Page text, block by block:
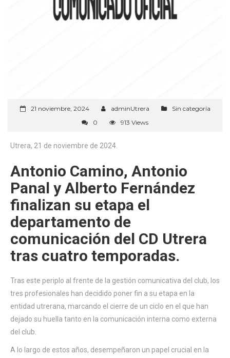
21 noviembre, 2024 adminUtrera
Sin categoría
0
913 Views
Utrera, 21 de noviembre de 2024.
Antonio Camino, Antonio
Panal y Alberto Fernández
finalizan su etapa el
departamento de
comunicación del CD Utrera
tras cuatro temporadas.
Tras este periplo al frente de la gestión comunicativa del club, los
tres profesionales han decidido poner fin a su etapa en la
entidad utrerana, marcando el cierre de un ciclo en el que han
dejado su huella tanto en la comunicación interna como externa
del club.
A lo largo de estos años, desempeñaron un papel crucial en la